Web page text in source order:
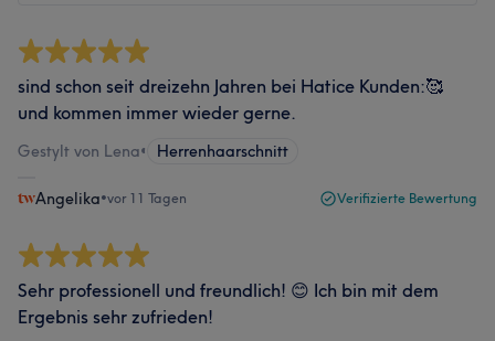
sind schon seit dreizehn Jahren bei Hatice Kunden:🥰
und kommen immer wieder gerne.
Gestylt von Lena• Herrenhaarschnitt
Angelika•vor 11 Tagen Verifizierte Bewertung
Sehr professionell und freundlich! 😊 Ich bin mit dem
Ergebnis sehr zufrieden!